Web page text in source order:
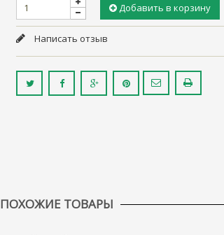
Добавить в корзину
Написать отзыв
ПОХОЖИЕ ТОВАРЫ